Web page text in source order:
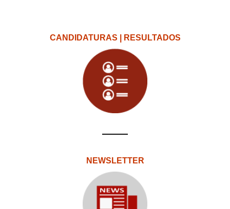
CANDIDATURAS | RESULTADOS
NEWSLETTER